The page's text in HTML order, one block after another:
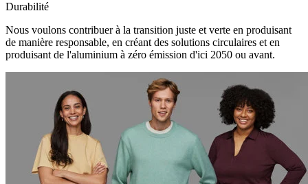
Durabilité
Nous voulons contribuer à la transition juste et verte en produisant
de manière responsable, en créant des solutions circulaires et en
produisant de l'aluminium à zéro émission d'ici 2050 ou avant.